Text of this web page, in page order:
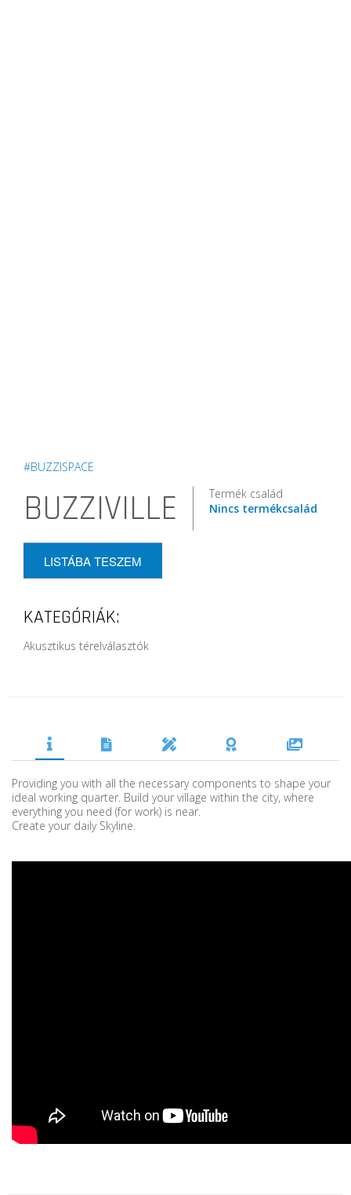
#BUZZISPACE
BUZZIVILLE
Termék család
Nincs termékcsalád
LISTÁBA TESZEM
KATEGÓRIÁK:
Akusztikus térelválasztók
Providing you with all the necessary components to shape your
ideal working quarter. Build your village within the city, where
everything you need (for work) is near.
Create your daily Skyline.